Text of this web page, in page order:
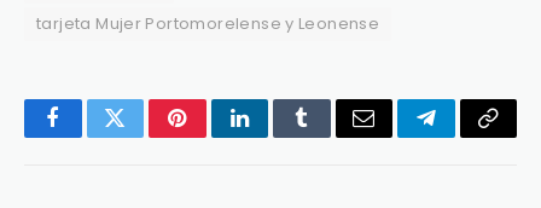
tarjeta Mujer Portomorelense y Leonense
FacebookTwitterPinterestLinkedInTumblrEmail TelegramCopy